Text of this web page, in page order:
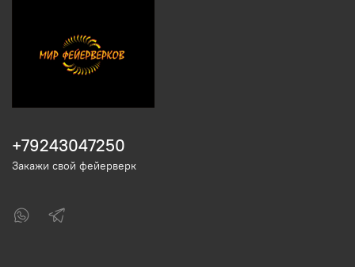
+79243047250
Закажи свой фейерверк